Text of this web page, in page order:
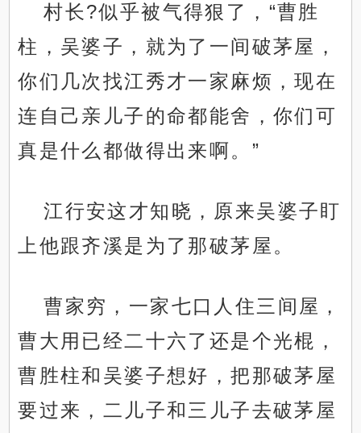
村长?似乎被气得狠了，“曹胜
柱，吴婆子，就为了一间破茅屋，
你们几次找江秀才一家麻烦，现在
连自己亲儿子的命都能舍，你们可
真是什么都做得出来啊。”
江行安这才知晓，原来吴婆子盯
上他跟齐溪是为了那破茅屋。
曹家穷，一家七口人住三间屋，
曹大用已经二十六了还是个光棍，
曹胜柱和吴婆子想好，把那破茅屋
要过来，二儿子和三儿子去破茅屋